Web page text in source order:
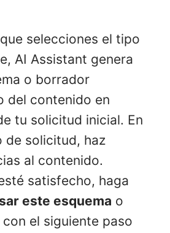
selecciones el tipo
AI Assistant genera
o borrador
del contenido en
tu solicitud inicial. En
de solicitud, haz
al contenido.
satisfecho, haga
este esquema o
el siguiente paso